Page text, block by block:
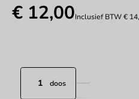
€ 12,00Inclusief BTW€
doos